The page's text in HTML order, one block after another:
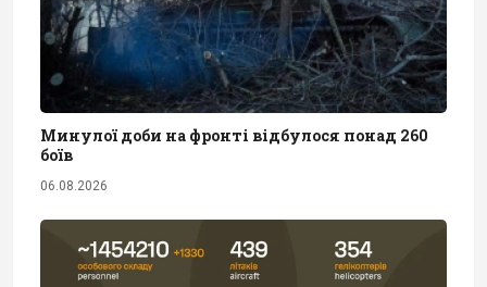
Минулої доби на фронті відбулося понад 260
боїв
06.08.2026